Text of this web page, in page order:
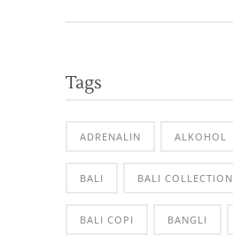
Tags
ADRENALIN ALKOHOL
BALI BALI COLLECTION
BALI COPI BANGLI